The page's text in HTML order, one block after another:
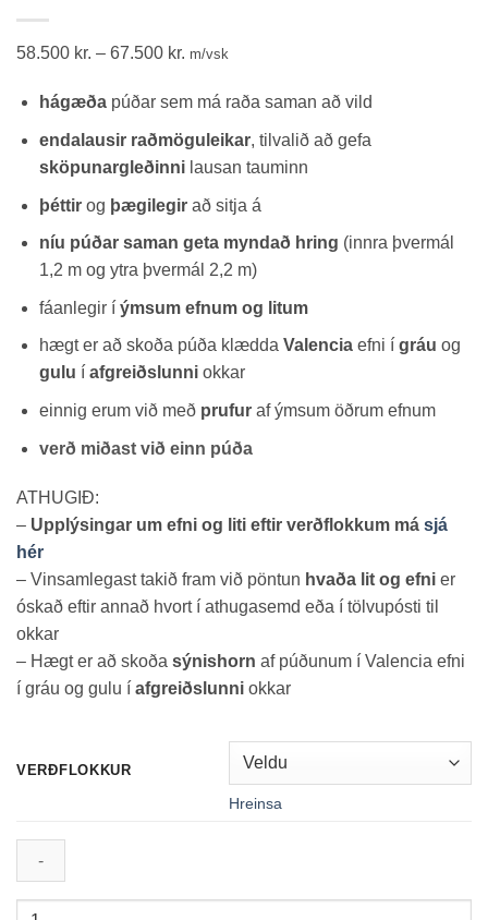
58.500 kr. – 67.500 kr. Price
58.500 kr.
through
67.500 kr.
m/vsk
hágæðapúðar sem má raða saman að vild
endalausir raðmöguleikar, tilvalið að gefa
sköpunargleðinnilausan tauminn
þéttirog þægilegirað sitja á
níu púðar saman geta myndað hring (innra þvermál
1,2 m og ytra þvermál 2,2 m)
fáanlegir í ýmsum efnum og litum
hægt er að skoða púða klædda Valenciaefni í gráu og
gulu í afgreiðslunniokkar
einnig erum við með prufuraf ýmsum öðrum efnum
verð miðast við einn púða
ATHUGIÐ:
– Upplýsingar um efni og liti eftir verðflokkum má sjá
hér
– Vinsamlegast takið fram við pöntun hvaða lit og efni er
óskað eftir annað hvort í athugasemd eða í tölvupósti til
okkar
– Hægt er að skoða sýnishorn af púðunum í Valencia efni
í gráu og gulu í afgreiðslunni okkar
VERÐFLOKKUR
Hreinsa
Pause